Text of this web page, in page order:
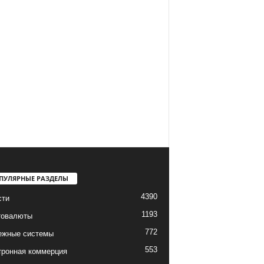
РАЗДЕЛЫ
4390
1193
системы 772
коммерция
553